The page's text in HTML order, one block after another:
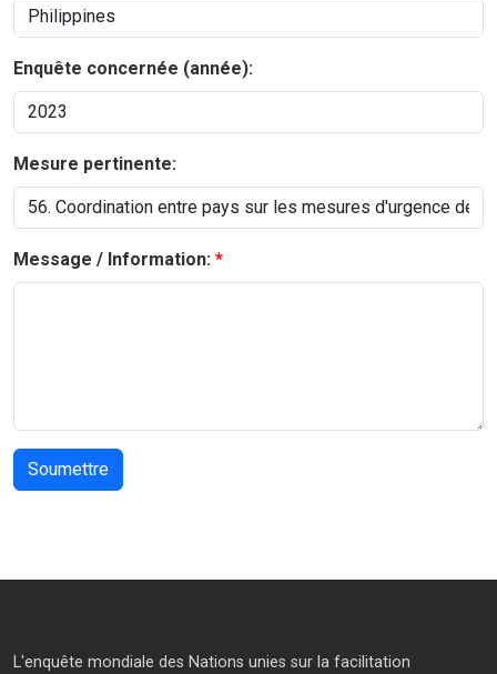
Enquête concernée (année):
Mesure pertinente:
Message / Information:
L'enquête mondiale des Nations unies sur la facilitation